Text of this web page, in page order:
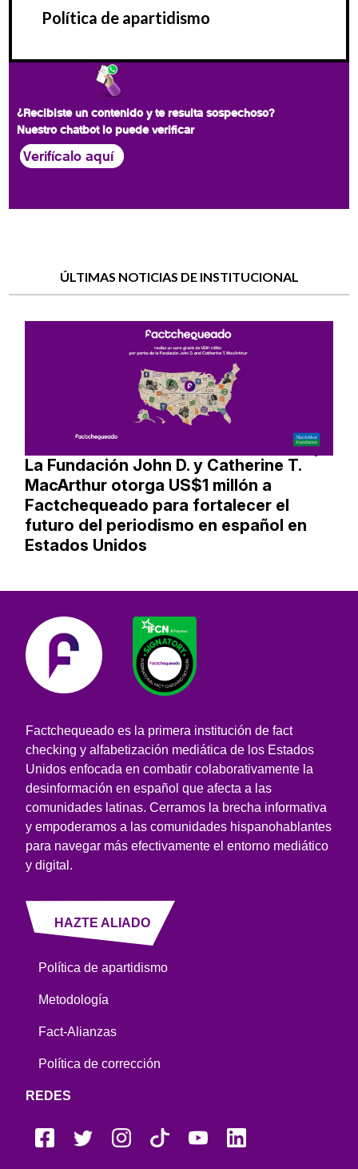
Política de apartidismo
¿Recibiste un contenido y te resulta sospechoso?
Nuestro chatbot lo puede verificar
Verifícalo aquí
ÚLTIMAS NOTICIAS DE INSTITUCIONAL
La Fundación John D. y Catherine T.
MacArthur otorga US$1 millón a
Factchequeado para fortalecer el
futuro del periodismo en español en
Estados Unidos
Factchequeado es la primera institución de fact
checking y alfabetización mediática de los Estados
Unidos enfocada en combatir colaborativamente la
desinformación en español que afecta a las
comunidades latinas. Cerramos la brecha informativa
y empoderamos a las comunidades hispanohablantes
para navegar más efectivamente el entorno mediático
y digital.
HAZTE ALIADO
Política de apartidismo
Metodología
Fact-Alianzas
Política de corrección
REDES